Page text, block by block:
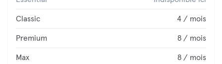
Classic 4 / mois
Premium 8 / mois
Max 8 / mois